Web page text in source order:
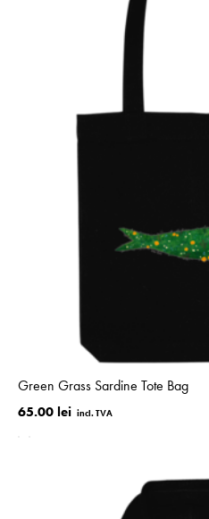
Green Grass Sardine Tote Bag
65.00 lei